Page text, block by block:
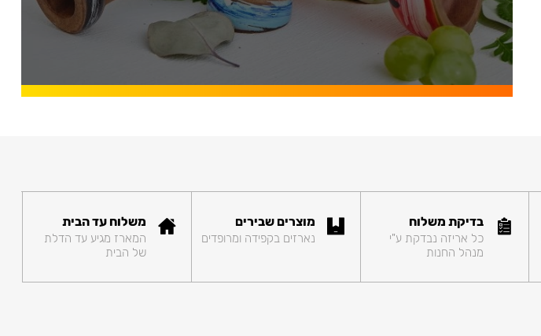
בדיקת משלוח
כל אריזה נבדקת ע"י
מנהל החנות
מוצרים שבירים
נארזים בקפידה ומרופדים
משלוח עד הבית
המארז מגיע עד הדלת
של הבית